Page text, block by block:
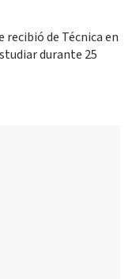
recibió de Técnica en
durante 25